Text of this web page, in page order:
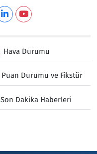
Hava Durumu
Puan Durumu ve Fikstür
Son Dakika Haberleri